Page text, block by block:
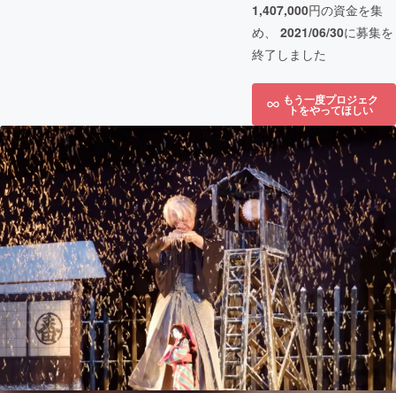
1,407,000円の資金を集
め、 2021/06/30に募集を
終了しました
もう一度プロジェク
トをやってほしい